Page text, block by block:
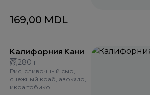
169,00 MDL
Калифорния Кани
280 г
Рис, сливочный сыр,
снежный краб, авокадо,
икра тобико.